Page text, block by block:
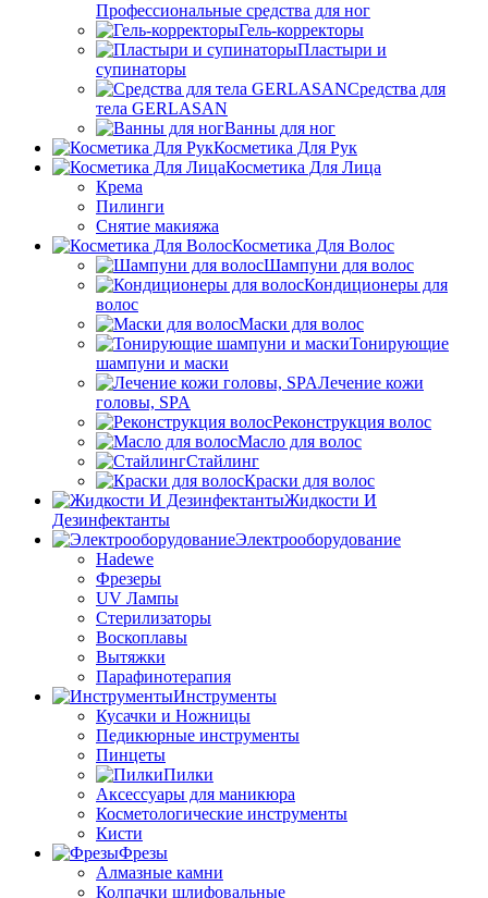
Профессиональные средства для ног
Гель-корректоры
Пластыри и
супинаторы
Средства для
тела GERLASAN
Ванны для ног
Косметика Для Рук
Косметика Для Лица
Крема
Пилинги
Снятие макияжа
Косметика Для Волос
Шампуни для волос
Кондиционеры для
волос
Маски для волос
Тонирующие
шампуни и маски
Лечение кожи
головы, SPA
Реконструкция волос
Масло для волос
Стайлинг
Краски для волос
Жидкости И
Дезинфектанты
Электрооборудование
Hadewe
Фрезеры
UV Лампы
Стерилизаторы
Воскоплавы
Вытяжки
Парафинотерапия
Инструменты
Кусачки и Ножницы
Педикюрные инструменты
Пинцеты
Пилки
Аксессуары для маникюра
Косметологические инструменты
Кисти
Фрезы
Алмазные камни
Колпачки шлифовальные